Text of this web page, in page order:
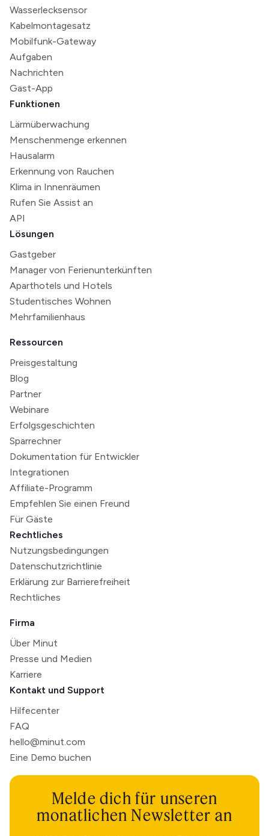
Wasserlecksensor
Kabelmontagesatz
Mobilfunk-Gateway
Aufgaben
Nachrichten
Gast-App
Funktionen
Lärmüberwachung
Menschenmenge erkennen
Hausalarm
Erkennung von Rauchen
Klima in Innenräumen
Rufen Sie Assist an
API
Lösungen
Gastgeber
Manager von Ferienunterkünften
Aparthotels und Hotels
Studentisches Wohnen
Mehrfamilienhaus
Ressourcen
Preisgestaltung
Blog
Partner
Webinare
Erfolgsgeschichten
Sparrechner
Dokumentation für Entwickler
Integrationen
Affiliate-Programm
Empfehlen Sie einen Freund
Für Gäste
Rechtliches
Nutzungsbedingungen
Datenschutzrichtlinie
Erklärung zur Barrierefreiheit
Rechtliches
Firma
Über Minut
Presse und Medien
Karriere
Kontakt und Support
Hilfecenter
FAQ
hello@minut.com
Eine Demo buchen
Melde dich für unseren
monatlichen Newsletter an